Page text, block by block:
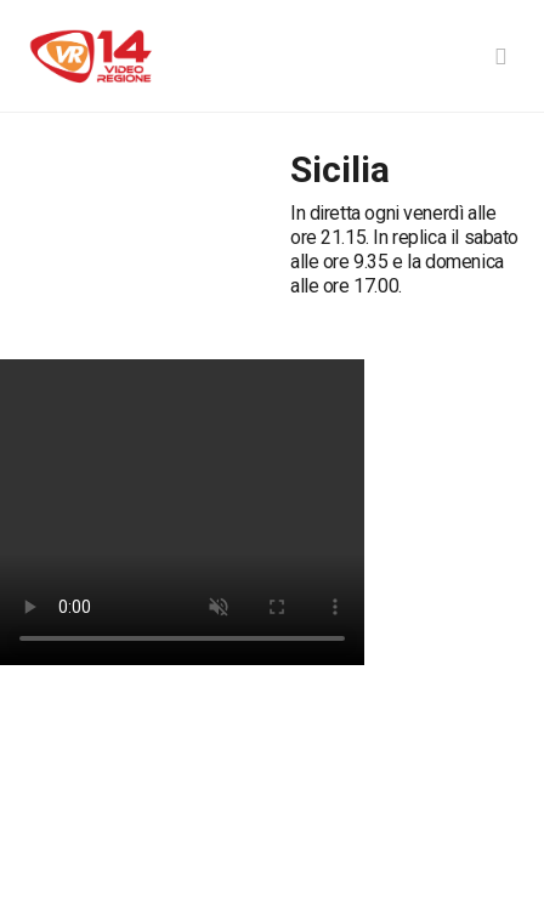
Sicilia
In diretta ogni venerdì alle
ore 21.15. In replica il sabato
alle ore 9.35 e la domenica
alle ore 17.00.